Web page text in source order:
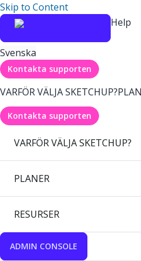
Skip to Content
Help
Svenska
Kontakta supporten
VARFÖR VÄLJA SKETCHUP?
Kontakta supporten
VARFÖR VÄLJA SKETCHUP?
PLANER
RESURSER
ADMIN CONSOLE